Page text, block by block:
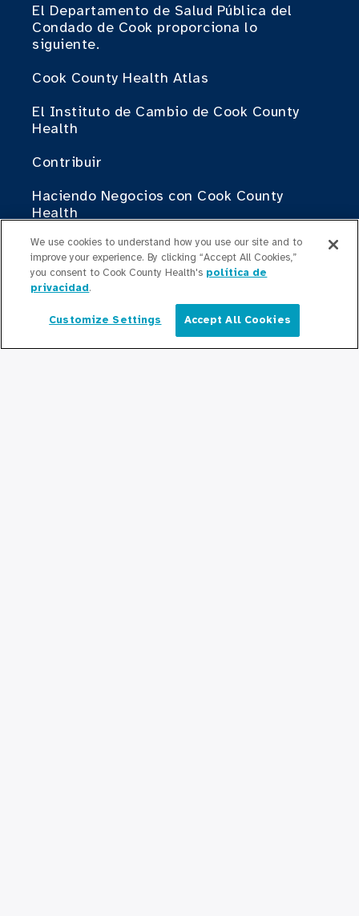
El Departamento de Salud Pública del
Condado de Cook proporciona lo
siguiente.
Cook County Health Atlas
El Instituto de Cambio de Cook County
Health
Contribuir
Haciendo Negocios con Cook County
Health
Para Profesionales Médicos
Programas de Becas
Programas de Residencia
Graduate Medical
Español
We use cookies to understand how you use our site and to
improve your experience. By clicking “Accept All Cookies,”
you consent to Cook County Health's política de
privacidad.
Customize Settings Accept All Cookies